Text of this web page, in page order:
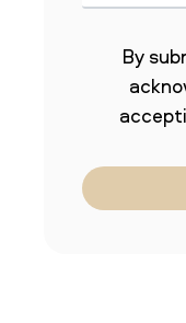
By